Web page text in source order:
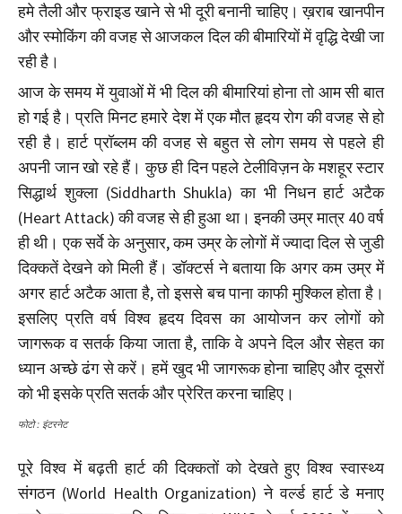
हमे तैली और फ्राइड खाने से भी दूरी बनानी चाहिए। ख़राब खानपीन
और स्मोकिंग की वजह से आजकल दिल की बीमारियों में वृद्धि देखी जा
रही है।
आज के समय में युवाओं में भी दिल की बीमारियां होना तो आम सी बात
हो गई है। प्रति मिनट हमारे देश में एक मौत हृदय रोग की वजह से हो
रही है। हार्ट प्रॉब्लम की वजह से बहुत से लोग समय से पहले ही
अपनी जान खो रहे हैं। कुछ ही दिन पहले टेलीविज़न के मशहूर स्टार
सिद्धार्थ शुक्ला (Siddharth Shukla) का भी निधन हार्ट अटैक
(Heart Attack) की वजह से ही हुआ था। इनकी उम्र मात्र 40 वर्ष
ही थी। एक सर्वे के अनुसार, कम उम्र के लोगों में ज्यादा दिल से जुडी
दिक्कतें देखने को मिली हैं। डॉक्टर्स ने बताया कि अगर कम उम्र में
अगर हार्ट अटैक आता है, तो इससे बच पाना काफी मुश्किल होता है।
इसलिए प्रति वर्ष विश्व हृदय दिवस का आयोजन कर लोगों को
जागरूक व सतर्क किया जाता है, ताकि वे अपने दिल और सेहत का
ध्यान अच्छे ढंग से करें। हमें खुद भी जागरूक होना चाहिए और दूसरों
को भी इसके प्रति सतर्क और प्रेरित करना चाहिए।
फोटो : इंटरनेट
पूरे विश्व में बढ़ती हार्ट की दिक्कतों को देखते हुए विश्व स्वास्थ्य
संगठन (World Health Organization) ने वर्ल्ड हार्ट डे मनाए